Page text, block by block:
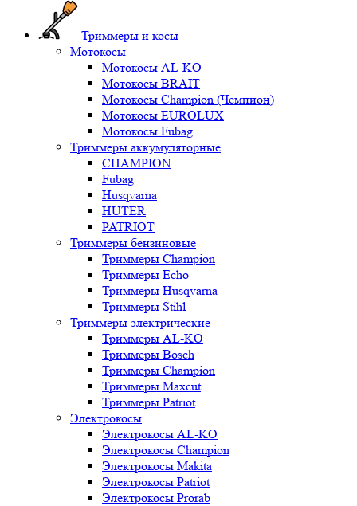
Триммеры и косы
Мотокосы
Мотокосы AL-KO
Мотокосы BRAIT
Мотокосы Champion (Чемпион)
Мотокосы EUROLUX
Мотокосы Fubag
Триммеры аккумуляторные
CHAMPION
Fubag
Husqvarna
HUTER
PATRIOT
Триммеры бензиновые
Триммеры Champion
Триммеры Echo
Триммеры Husqvarna
Триммеры Stihl
Триммеры электрические
Триммеры AL-KO
Триммеры Bosch
Триммеры Champion
Триммеры Maxcut
Триммеры Patriot
Электрокосы
Электрокосы AL-KO
Электрокосы Champion
Электрокосы Makita
Электрокосы Patriot
Электрокосы Prorab